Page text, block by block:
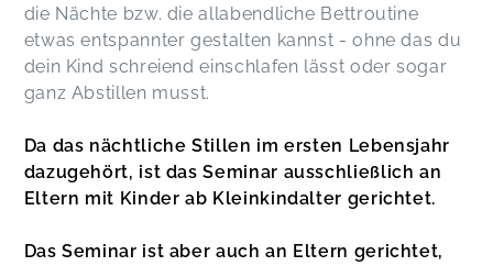
die Nächte bzw. die allabendliche Bettroutine
etwas entspannter gestalten kannst - ohne das du
dein Kind schreiend einschlafen lässt oder sogar
ganz Abstillen musst.
Da das nächtliche Stillen im ersten Lebensjahr
dazugehört, ist das Seminar ausschließlich an
Eltern mit Kinder ab Kleinkindalter gerichtet.
Das Seminar ist aber auch an Eltern gerichtet,